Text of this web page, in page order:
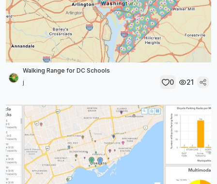
Walking Range for DC Schools
j
0 21